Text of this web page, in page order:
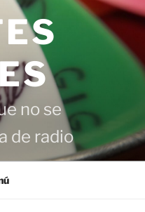
no se
de radio